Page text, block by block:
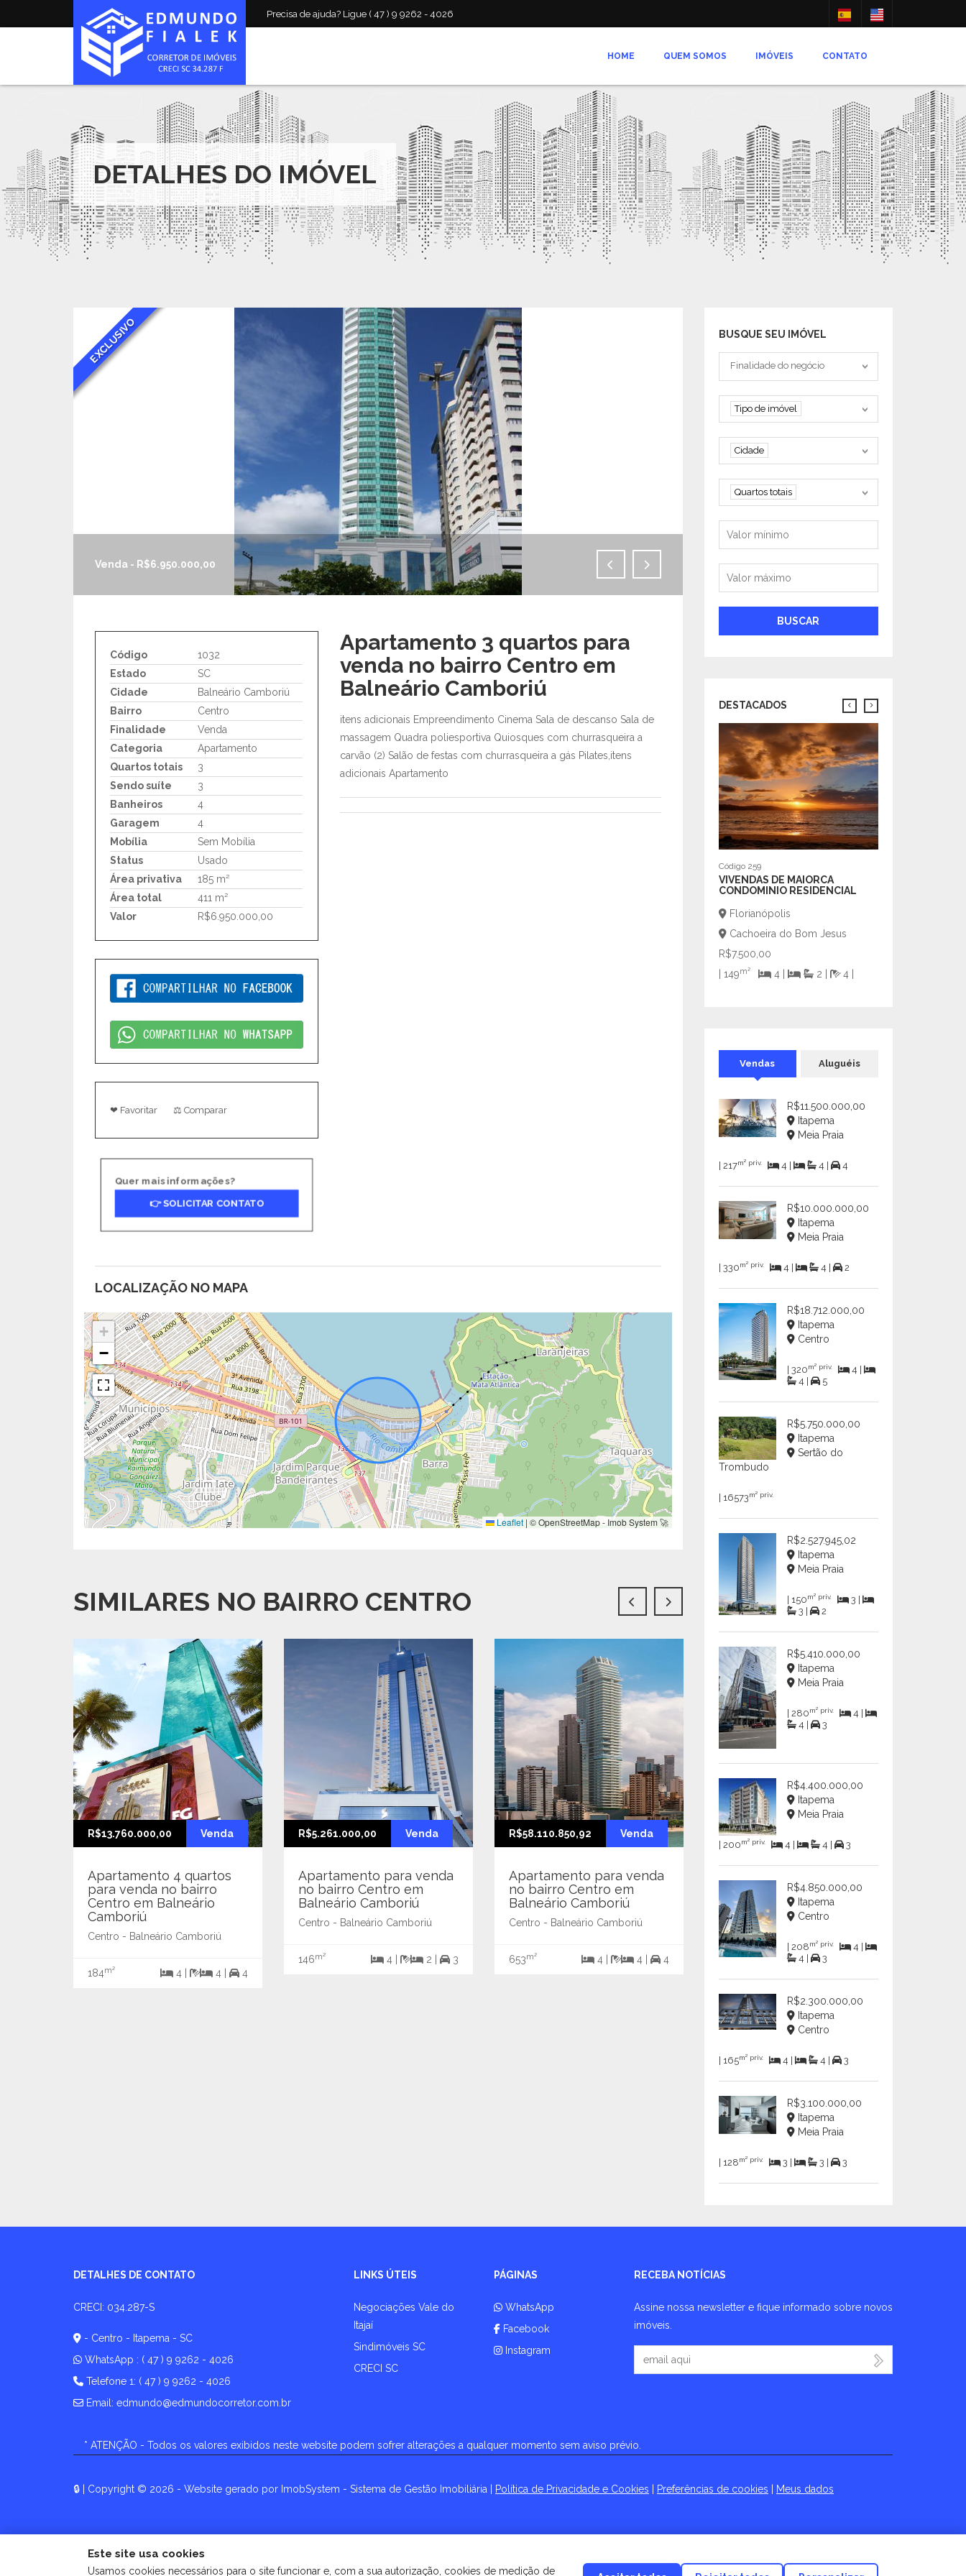
Precisa de ajuda? Ligue ( 47 ) 9 9262 - 4026
HOME QUEM SOMOS IMÓVEIS CONTATO
DETALHES DO IMÓVEL
EXCLUSIVO
Venda - R$6.950.000,00
EXCLUSIVO
Venda - R$6.950.000,00
Código
1032
Estado
SC
Cidade
Balneário Camboriú
Bairro
Centro
Finalidade
Venda
Categoria
Apartamento
Quartos totais
3
Sendo suíte
3
Banheiros
4
Garagem
4
Mobília
Sem Mobília
Status
Usado
Área privativa
185 m²
Área total
411 m²
Valor
R$6.950.000,00
❤ Favoritar ⚖ Comparar
Quer mais informações?
👉 SOLICITAR CONTATO
Apartamento 3 quartos para
venda no bairro Centro em
Balneário Camboriú
itens adicionais Empreendimento Cinema Sala de descanso Sala de
massagem Quadra poliesportiva Quiosques com churrasqueira a
carvão (2) Salão de festas com churrasqueira a gás Pilates,itens
adicionais Apartamento
LOCALIZAÇÃO NO MAPA
+
−
Leaflet | © OpenStreetMap - Imob System 🚀
SIMILARES NO BAIRRO CENTRO
R$13.760.000,00 Venda
Apartamento 4 quartos
para venda no bairro
Centro em Balneário
Camboriú
Centro - Balneário Camboriú
184m² 4 | 4 | 4
R$5.261.000,00 Venda
Apartamento para venda
no bairro Centro em
Balneário Camboriú
Centro - Balneário Camboriú
146m² 4 | 2 | 3
R$58.110.850,92 Venda
Apartamento para venda
no bairro Centro em
Balneário Camboriú
Centro - Balneário Camboriú
653m² 4 | 4 | 4
R$7.621.504,56
no bairro Centro em
Balneário Camboriú
Centro - Balneário Camboriú
182m² 4 |
BUSQUE SEU IMÓVEL
Tipo negociação
Finalidade do negócio
Tipo de imóvel
Tipo de imóvel
Cidade
Cidade
Quartos
Quartos totais
Valor mínimo
Valor máximo
BUSCAR
DESTACADOS
Código 259
VIVENDAS DE MAIORCA
CONDOMINIO RESIDENCIAL
Florianópolis
Cachoeira do Bom Jesus
R$7.500,00
| 149m² 4 | 2 | 4 |
Vendas Aluguéis
R$11.500.000,00
Itapema
Meia Praia
| 217m² priv. 4 | 4 | 4
R$10.000.000,00
Itapema
Meia Praia
| 330m² priv. 4 | 4 | 2
R$18.712.000,00
Itapema
Centro
| 320m² priv.
4 |
4 |
5
R$5.750.000,00
Itapema
Sertão do
Trombudo
| 16573m² priv.
R$2.527.945,02
Itapema
Meia Praia
| 150m² priv.
3 |
3 |
2
R$5.410.000,00
Itapema
Meia Praia
| 280m² priv.
4 |
4 |
3
R$4.400.000,00
Itapema
Meia Praia
| 200m² priv. 4 | 4 | 3
R$4.850.000,00
Itapema
Centro
| 208m² priv.
4 |
4 |
3
R$2.300.000,00
Itapema
Centro
| 165m² priv. 4 | 4 | 3
R$3.100.000,00
Itapema
Meia Praia
| 128m² priv. 3 | 3 | 3
DETALHES DE CONTATO
CRECI: 034.287-S
- Centro - Itapema - SC
WhatsApp : ( 47 ) 9 9262 - 4026
Telefone 1: ( 47 ) 9 9262 - 4026
Email: edmundo@edmundocorretor.com.br
LINKS ÚTEIS
Negociações Vale do
Itajaí
Sindimóveis SC
CRECI SC
PÁGINAS
WhatsApp
Facebook
Instagram
RECEBA NOTÍCIAS
Assine nossa newsletter e fique informado sobre novos
imóveis.
Seu Email
* ATENÇÃO - Todos os valores exibidos neste website podem sofrer alterações a qualquer momento sem aviso prévio.
🔒 | Copyright © 2026 - Website gerado por ImobSystem - Sistema de Gestão Imobiliária Política de Privacidade e Cookies Preferências de cookies Meus dados
Este site usa cookies
Usamos cookies necessários para o site funcionar e, com a sua autorização, cookies de medição de